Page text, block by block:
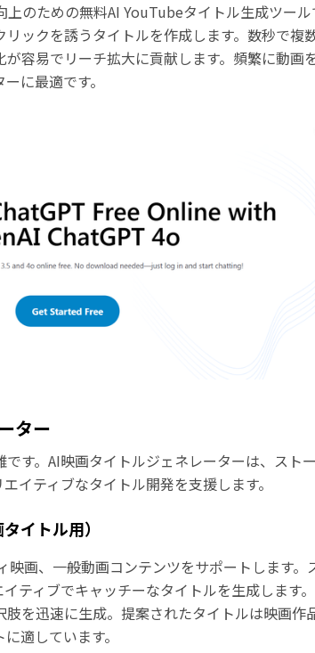
のための無料AI YouTubeタイトル生成ツール
ックを誘うタイトルを作成します。数秒で複
容易でリーチ拡大に貢献します。頻繁に動画
に最適です。
ター
す。AI映画タイトルジェネレーターは、スト
イティブなタイトル開発を支援します。
イトル用）
画、一般動画コンテンツをサポートします。
ティブでキャッチーなタイトルを生成します
を迅速に生成。提案されたタイトルは映画作
適しています。